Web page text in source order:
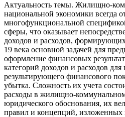
Актуальность темы. Жилищно-
национальной экономики всегда
многофункциональной
сферы, что оказывает
доходов и расходов,
19 века основной задачей для
оформление финансовых
категорий доходов и расходов для
результирующего финансового
убытка. Сложность их учета
расходы в жилищно-
юридического обоснования, их
правил и концепций, изложенных